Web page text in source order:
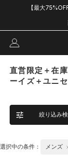
【最大
直営限定＋在
ーイズ＋ユニ
絞り込み
選択中の条件： メンズ